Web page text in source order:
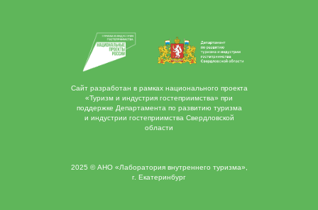
Сайт разработан в рамках национального проекта
«Туризм и индустрия гостеприимства» при
поддержке Департамента по развитию туризма
и индустрии гостеприимства Свердловской
области
2025 © АНО «Лаборатория внутреннего туризма»,
г. Екатеринбург